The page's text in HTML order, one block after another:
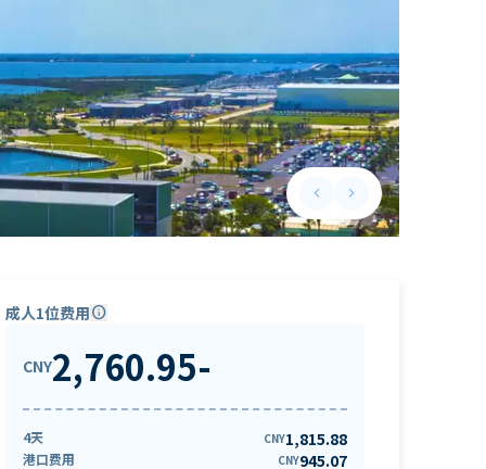
keyboard_arrow_leftPrevious slide
keyboard_arrow_rightNext slide
成人1位费用info
CNY2,760.95-
4天 CNY1,815.88
港口费用 CNY945.07